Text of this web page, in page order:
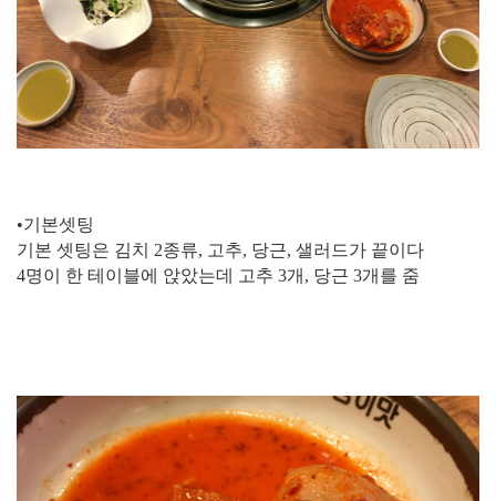
•기본셋팅
기본 셋팅은 김치 2종류, 고추, 당근, 샐러드가 끝이다
4명이 한 테이블에 앉았는데 고추 3개, 당근 3개를 줌